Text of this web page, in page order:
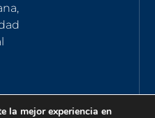
la mejor experiencia en